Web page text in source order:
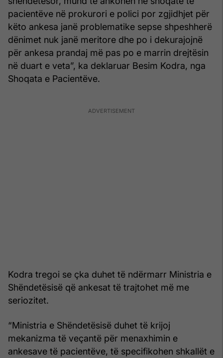
pacientëve në prokurori e polici por zgjidhjet për
këto ankesa janë problematike sepse shpeshherë
dënimet nuk janë meritore dhe po i dekurajojnë
për ankesa prandaj më pas po e marrin drejtësin
në duart e veta”, ka deklaruar Besim Kodra, nga
Shoqata e Pacientëve.
Kodra tregoi se çka duhet të ndërmarr Ministria e
Shëndetësisë që ankesat të trajtohet më me
seriozitet.
“Ministria e Shëndetësisë duhet të krijoj
mekanizma të veçantë për menaxhimin e
ankesave të pacientëve, të specifikohen shkallët e